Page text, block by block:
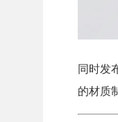
同时发
的材质